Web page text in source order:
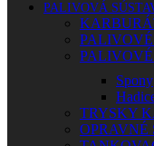
PALIVOVÁ
Spony
TRYSKY